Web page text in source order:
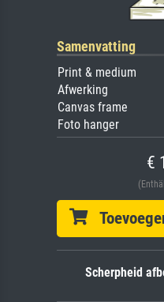
Samenvatting
Print & medium
Afwerking
Canvas frame
Foto hanger
€
Scherpheid